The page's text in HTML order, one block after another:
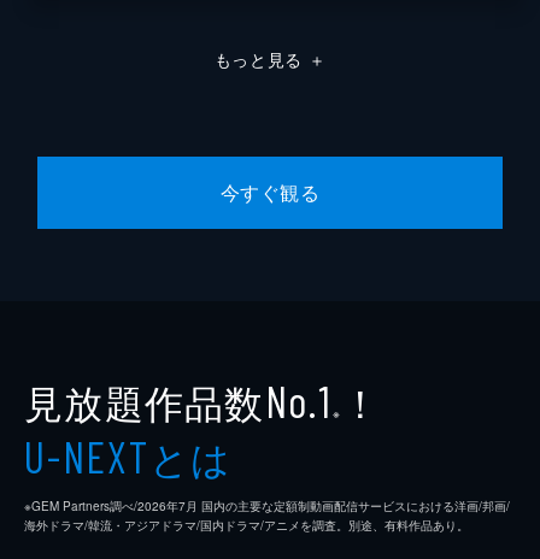
もっと見る ＋
今すぐ観る
見放題作品数No.1 ※ ！
U-NEXTとは
※GEM Partners調べ/2026年7⽉ 国内の主要な定額制動画配信サービスにおける洋画/邦画/
海外ドラマ/韓流・アジアドラマ/国内ドラマ/アニメを調査。別途、有料作品あり。